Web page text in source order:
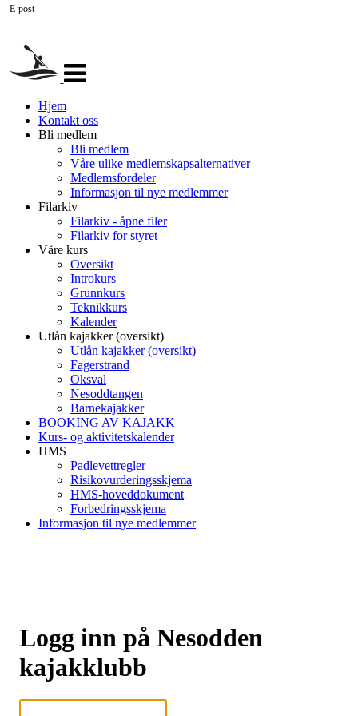
navigasjon
Hjem
Kontakt oss
Bli medlem
Bli medlem
Våre ulike medlemskapsalternativer
Medlemsfordeler
Informasjon til nye medlemmer
Filarkiv
Filarkiv - åpne filer
Filarkiv for styret
Våre kurs
Oversikt
Introkurs
Grunnkurs
Teknikkurs
Kalender
Utlån kajakker (oversikt)
Utlån kajakker (oversikt)
Fagerstrand
Oksval
Nesoddtangen
Barnekajakker
BOOKING AV KAJAKK
Kurs- og aktivitetskalender
HMS
Padlevettregler
Risikovurderingsskjema
HMS-hoveddokument
Forbedringsskjema
Informasjon til nye medlemmer
Logg inn på Nesodden
kajakklubb
E-post